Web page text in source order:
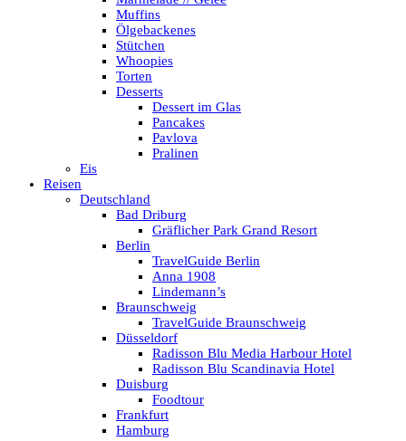
Muffins
Ölgebackenes
Stütchen
Whoopies
Torten
Desserts
Dessert im Glas
Pancakes
Pavlova
Pralinen
Eis
Reisen
Deutschland
Bad Driburg
Gräflicher Park Grand Resort
Berlin
TravelGuide Berlin
Anna 1908
Lindemann’s
Braunschweig
TravelGuide Braunschweig
Düsseldorf
Radisson Blu Media Harbour Hotel
Radisson Blu Scandinavia Hotel
Duisburg
Foodtour
Frankfurt
Hamburg